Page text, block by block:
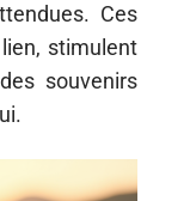
Ces
stimulent
souvenirs